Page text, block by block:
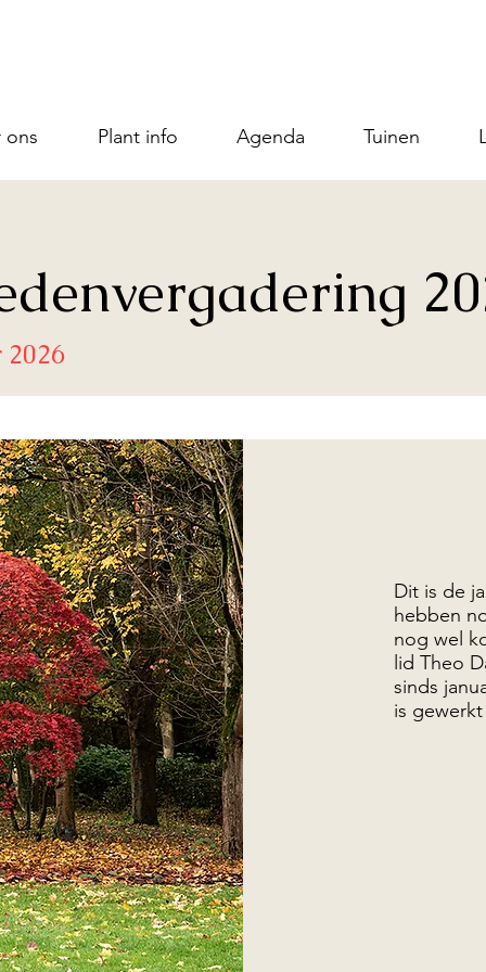
ons Plant info Agenda Tuinen
2026
Dit is de
hebben
nog wel
lid Theo
sinds
is